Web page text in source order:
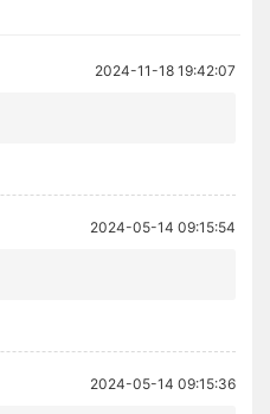
2024-11-18 19:42:07
2024-05-14 09:15:54
2024-05-14 09:15:36